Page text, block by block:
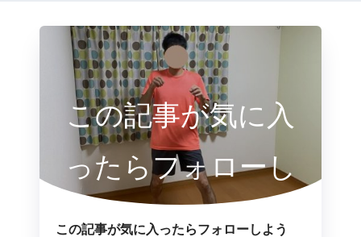
この記事が気に入
ったらフォローし
よう
この記事が気に入ったらフォローしよう